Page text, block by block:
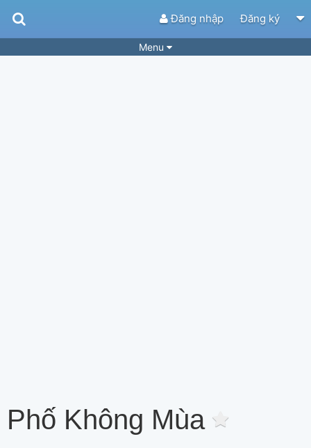
Đăng nhập Đăng ký
Menu
Phố Không Mùa